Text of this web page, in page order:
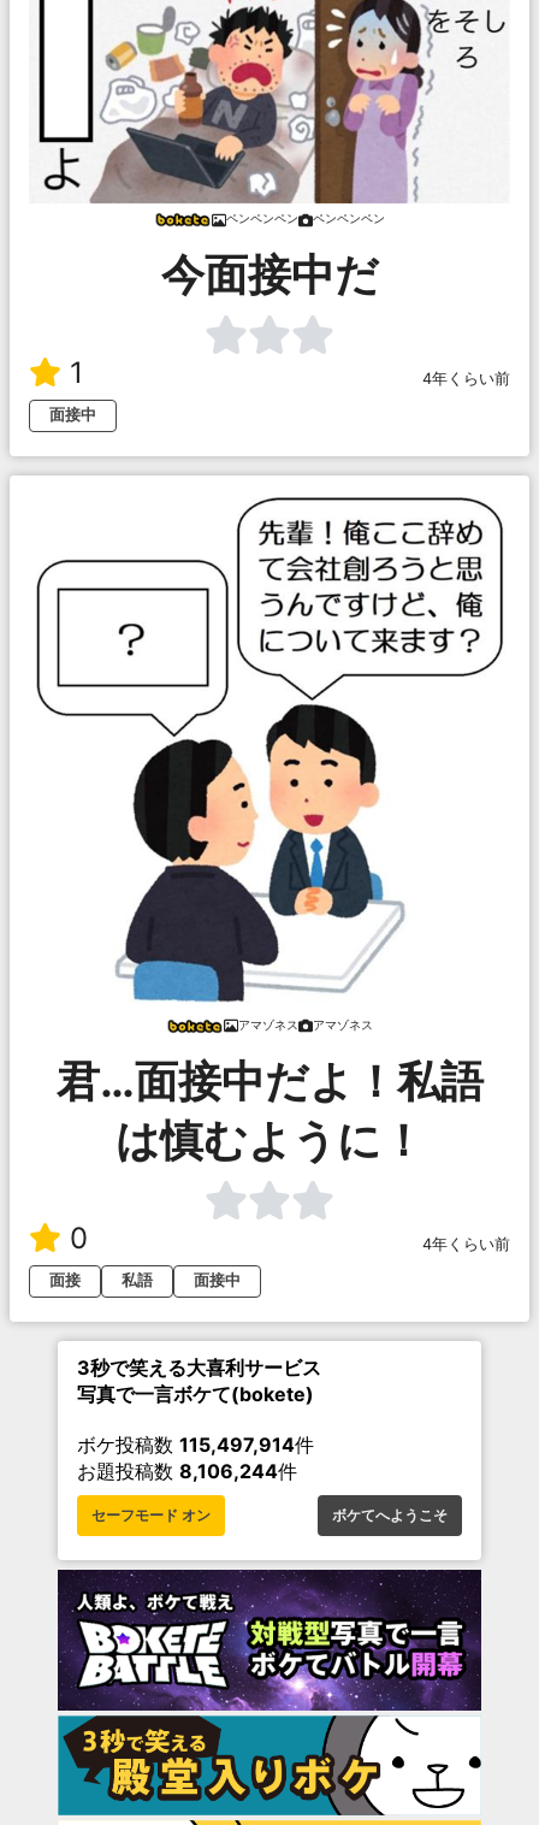
ペンペンペン ペンペンペン
今面接中だ
1
4年くらい前
面接中
アマゾネス アマゾネス
君…面接中だよ！私語
は慎むように！
0
4年くらい前
面接
私語 面接中
3秒で笑える大喜利サービス
写真で一言ボケて(bokete)
ボケ投稿数 115,497,914件
お題投稿数 8,106,244件
セーフモード オン ボケてへようこそ